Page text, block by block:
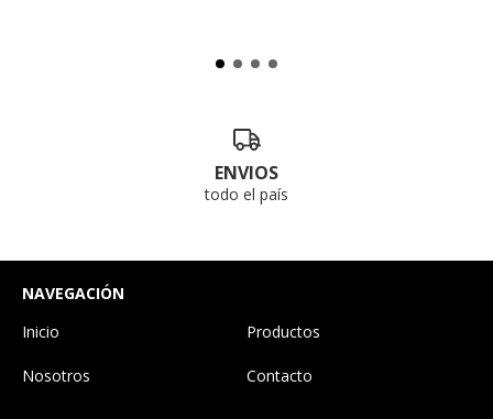
ENVIOS
todo el país
NAVEGACIÓN
Inicio
Productos
Nosotros Contacto